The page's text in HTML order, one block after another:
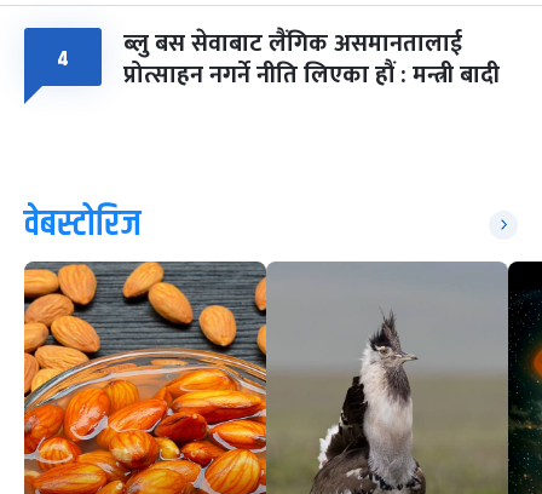
४ ब्लु बस सेवाबाट लैंगिक असमानतालाई
प्रोत्साहन नगर्ने नीति लिएका हौं : मन्त्री बादी
वेबस्टोरिज